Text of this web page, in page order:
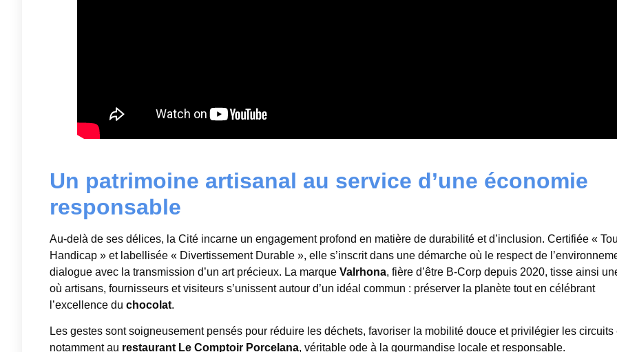
Un patrimoine artisanal au service d’une économie
responsable
Au-delà de ses délices, la Cité incarne un engagement profond en matière de durabilité et d’inclusion. Certifiée «
Handicap » et labellisée « Divertissement Durable », elle s’inscrit dans une démarche où le respect de
dialogue avec la transmission d’un art précieux. La marque Valrhona, fière d’être B-Corp depuis 2020, tisse ainsi
où artisans, fournisseurs et visiteurs s’unissent autour d’un idéal commun : préserver la planète tout en célébrant
l’excellence du chocolat.
Les gestes sont soigneusement pensés pour réduire les déchets, favoriser la mobilité douce et privilégier les circuits
notamment au restaurant Le Comptoir Porcelana, véritable ode à la gourmandise locale et responsable.